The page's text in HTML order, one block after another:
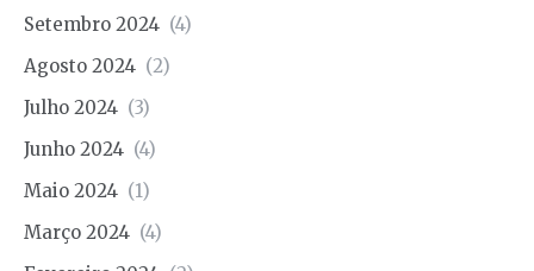
Setembro 2024 (4)
Agosto 2024 (2)
Julho 2024 (3)
Junho 2024 (4)
Maio 2024 (1)
Março 2024 (4)